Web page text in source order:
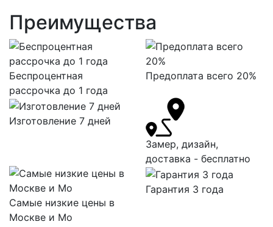
Преимущества
Беспроцентная
рассрочка до 1 года
Предоплата всего 20%
Изготовление 7 дней
Замер, дизайн,
доставка - бесплатно
Самые низкие цены в
Москве и Мо
Гарантия 3 года